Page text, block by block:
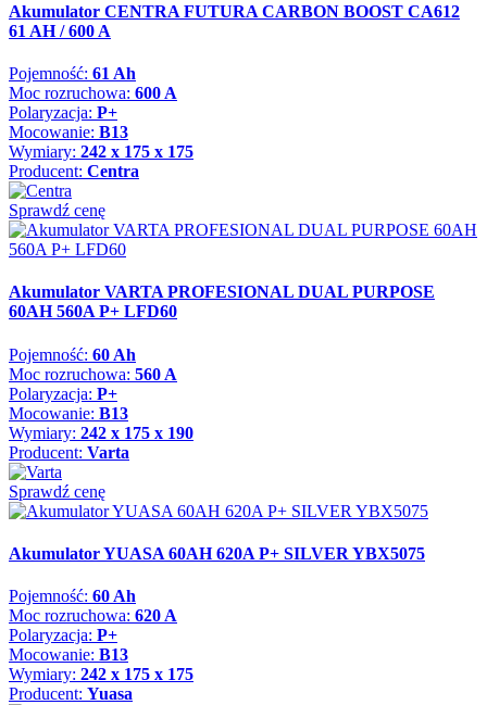
Akumulator CENTRA FUTURA CARBON BOOST CA612
61 AH / 600 A
Pojemność: 61 Ah
Moc rozruchowa: 600 A
Polaryzacja: P+
Mocowanie: B13
Wymiary: 242 x 175 x 175
Producent: Centra
Sprawdź cenę
Akumulator VARTA PROFESIONAL DUAL PURPOSE
60AH 560A P+ LFD60
Pojemność: 60 Ah
Moc rozruchowa: 560 A
Polaryzacja: P+
Mocowanie: B13
Wymiary: 242 x 175 x 190
Producent: Varta
Sprawdź cenę
Akumulator YUASA 60AH 620A P+ SILVER YBX5075
Pojemność: 60 Ah
Moc rozruchowa: 620 A
Polaryzacja: P+
Mocowanie: B13
Wymiary: 242 x 175 x 175
Producent: Yuasa